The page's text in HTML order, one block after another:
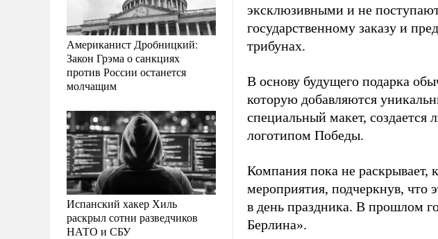
Американист Дробницкий:
Закон Грэма о санкциях
против России останется
молчащим
Испанский хакер Хиль
раскрыл сотни разведчиков
НАТО и СБУ
эксклюзивными и не
государственному заказу и
трибунах.
В основу будущего подарка
которую добавляются
специальный макет, создается
логотипом Победы.
Компания пока не раскрывает,
мероприятия, подчеркнув, что
в день праздника. В прошлом
Берлина».